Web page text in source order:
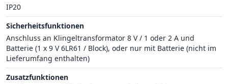
IP20
Sicherheitsfunktionen
Anschluss an Klingeltransformator 8 V / 1 oder 2 A und
Batterie (1 x 9 V 6LR61 / Block), oder nur mit Batterie (nicht im
Lieferumfang enthalten)
Zusatzfunktionen